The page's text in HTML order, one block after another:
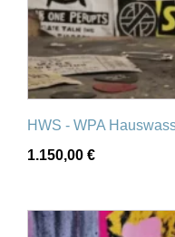
HWS - WPA
1.150,00 €